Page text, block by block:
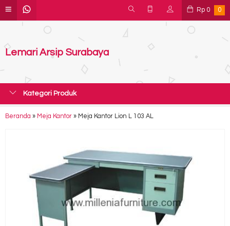
Rp 0 0
Lemari Arsip Surabaya
Kategori Produk
Beranda » Meja Kantor » Meja Kantor Lion L 103 AL